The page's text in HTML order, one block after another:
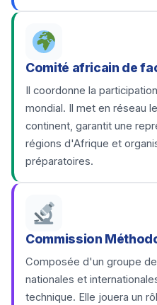
Comité africain de
Il coordonne la
mondial. Il met en réseau
continent, garantit une
régions d'Afrique et
préparatoires.
Commission
Composée d'un groupe
nationales et
technique. Elle jouera un